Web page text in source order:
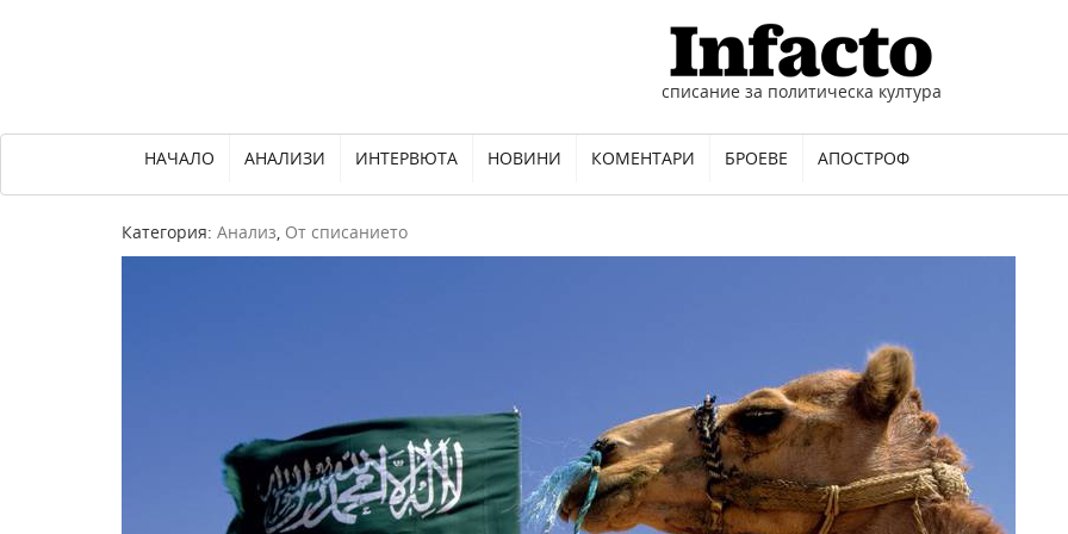
списание за политическа култура
НАЧАЛО АНАЛИЗИ ИНТЕРВЮТА НОВИНИ КОМЕНТАРИ БРОЕВЕ АПОСТРОФ
Категория: Анализ, От списанието